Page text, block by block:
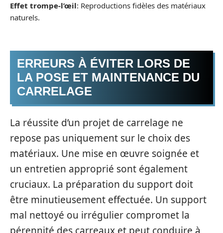
Effet trompe-l’œil: Reproductions fidèles des matériaux
naturels.
ERREURS À ÉVITER LORS DE
LA POSE ET MAINTENANCE DU
CARRELAGE
La réussite d’un projet de carrelage ne
repose pas uniquement sur le choix des
matériaux. Une mise en œuvre soignée et
un entretien approprié sont également
cruciaux. La préparation du support doit
être minutieusement effectuée. Un support
mal nettoyé ou irrégulier compromet la